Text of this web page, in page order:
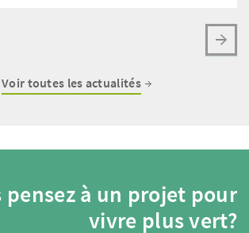
Voir toutes les actualités
pensez à un projet pour
vivre plus vert?